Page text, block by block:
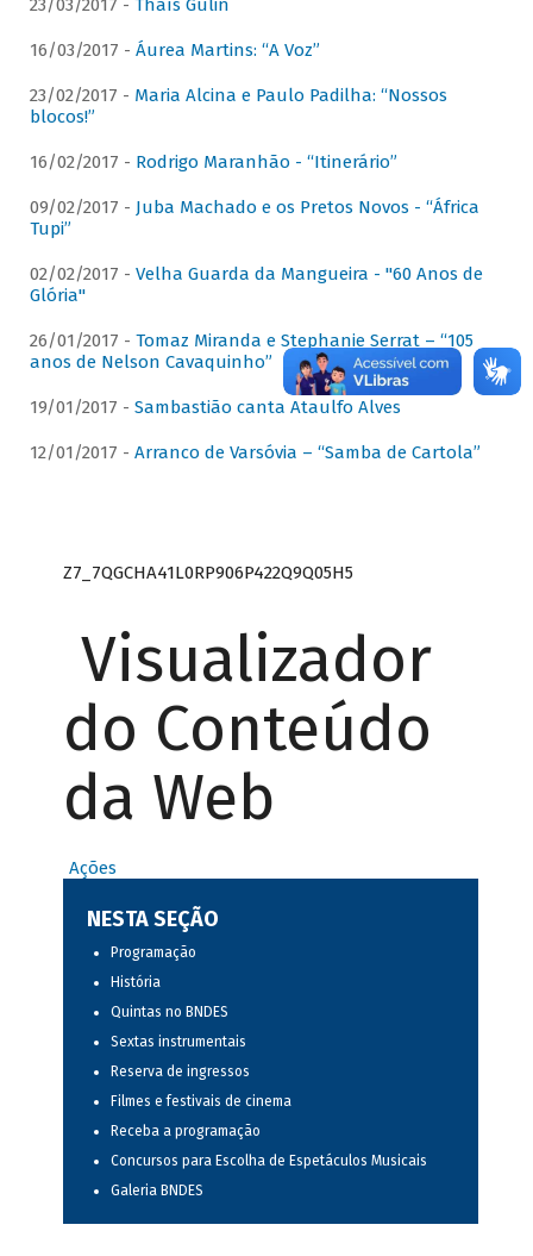
23/03/2017 - Thaís Gulin
16/03/2017 - Áurea Martins: “A Voz”
23/02/2017 - Maria Alcina e Paulo Padilha: “Nossos
blocos!”
16/02/2017 - Rodrigo Maranhão - “Itinerário”
09/02/2017 - Juba Machado e os Pretos Novos - “África
Tupi”
02/02/2017 - Velha Guarda da Mangueira - "60 Anos de
Glória"
26/01/2017 - Tomaz Miranda e Stephanie Serrat – “105
anos de Nelson Cavaquinho”
19/01/2017 - Sambastião canta Ataulfo Alves
12/01/2017 - Arranco de Varsóvia – “Samba de Cartola”
Z7_7QGCHA41L0RP906P422Q9Q05H5
Visualizador
do Conteúdo
da Web
Ações
NESTA SEÇÃO
Programação
História
Quintas no BNDES
Sextas instrumentais
Reserva de ingressos
Filmes e festivais de cinema
Receba a programação
Concursos para Escolha de Espetáculos Musicais
Galeria BNDES